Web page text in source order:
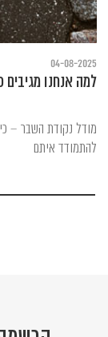
04-08-2025
למה אנחנו מגיבים כמו ילד בן
מודל נקודת השבר –
להתמודד איתם